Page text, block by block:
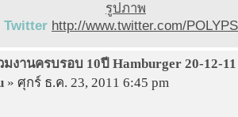
Twitter http://www.twitter.com/
มงานครบรอบ 10ปี Hamburger 20-12-11
» ศุกร์ ธ.ค. 23, 2011 6:45 pm